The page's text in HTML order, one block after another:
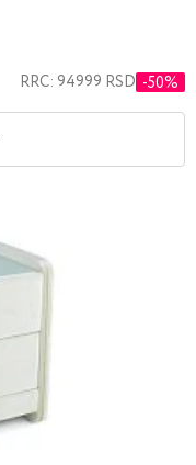
RRC: 94999 RSD -50%